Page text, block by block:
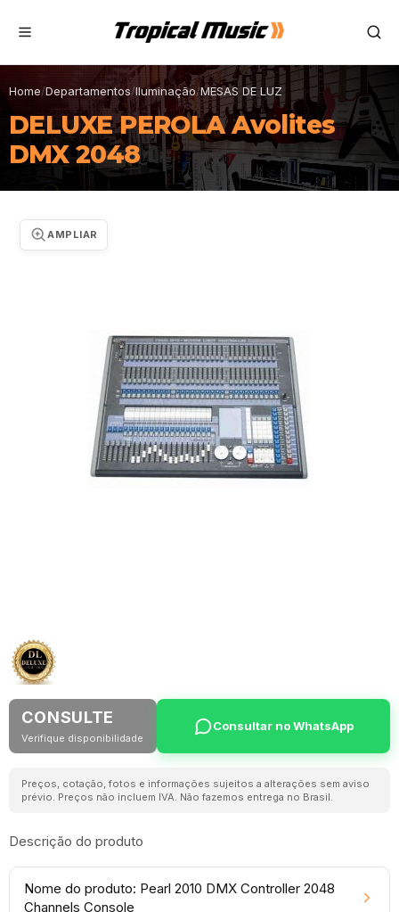
Home/Departamentos/Iluminação/MESAS DE LUZ
DELUXE PEROLA Avolites
DMX 2048
AMPLIAR
CONSULTE
Verifique disponibilidade
Consultar no WhatsApp
Preços, cotação, fotos e informações sujeitos a alterações sem aviso
prévio. Preços não incluem IVA. Não fazemos entrega no Brasil.
Descrição do produto
Nome do produto: Pearl 2010 DMX Controller 2048
Channels Console